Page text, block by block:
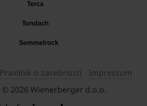
Pravilnik o zasebnosti
Impressum
© 2026 Wienerberger d.o.o.